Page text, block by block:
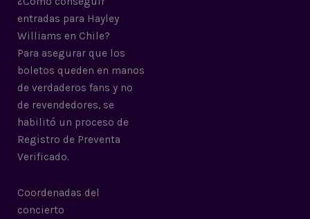
entradas para Hayley
Williams en Chile?
Para asegurar que los
boletos queden en manos
de verdaderos fans y no
de revendedores, se
habilitó un proceso de
Registro de Preventa
Verificado.
Coordenadas del
concierto